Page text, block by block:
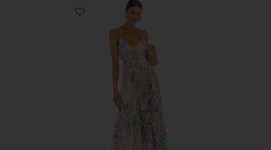
Favorite ПЛАТЬЕ BLYTHE